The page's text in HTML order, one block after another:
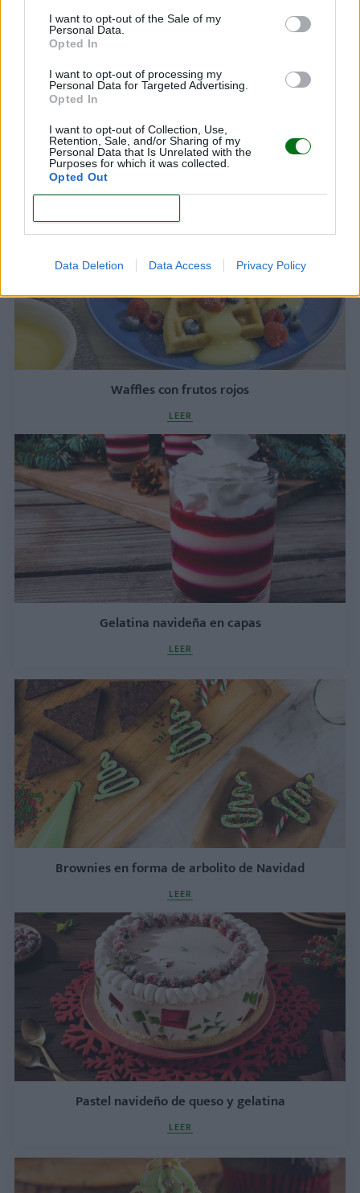
I want to opt-out of the Sale of my
Personal Data.
Opted In
I want to opt-out of processing my
Personal Data for Targeted Advertising.
Opted In
I want to opt-out of Collection, Use,
Retention, Sale, and/or Sharing of my
Personal Data that Is Unrelated with the
Purposes for which it was collected.
Opted Out
Data Deletion Data Access Privacy Policy
Banderillas de plátano
LEER
Waffles con frutos rojos
LEER
Gelatina navideña en capas
LEER
Brownies en forma de arbolito de Navidad
LEER
Pastel navideño de queso y gelatina
LEER